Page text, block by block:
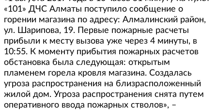
«101» ДЧС Алматы поступило сообщение о
горении магазина по адресу: Алмалинский район,
ул. Шарипова, 19. Первые пожарные расчеты
прибыли к месту вызова уже через 4 минуты, в
10:55. К моменту прибытия пожарных расчетов
обстановка была следующая: открытым
пламенем горела кровля магазина. Создалась
угроза распространения на близрасположенный
жилой дом. Угроза распространения снята путем
оперативного ввода пожарных стволов», –